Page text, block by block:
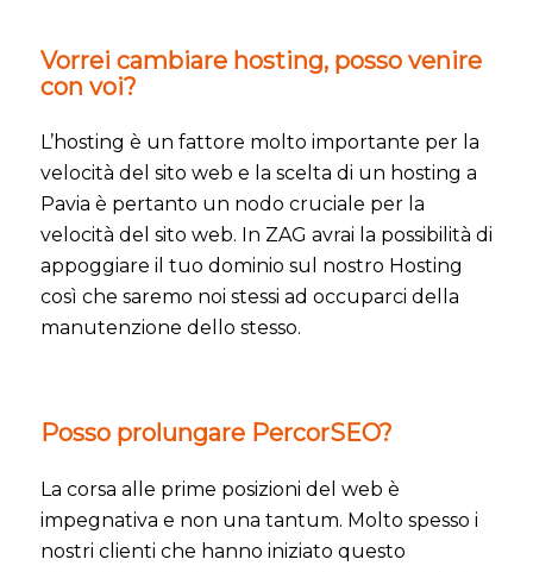
Vorrei cambiare hosting, posso venire
con voi?
L’hosting è un fattore molto importante per la
velocità del sito web e la scelta di un hosting a
Pavia è pertanto un nodo cruciale per la
velocità del sito web. In ZAG avrai la possibilità di
appoggiare il tuo dominio sul nostro Hosting
così che saremo noi stessi ad occuparci della
manutenzione dello stesso.
Posso prolungare PercorSEO?
La corsa alle prime posizioni del web è
impegnativa e non una tantum. Molto spesso i
nostri clienti che hanno iniziato questo